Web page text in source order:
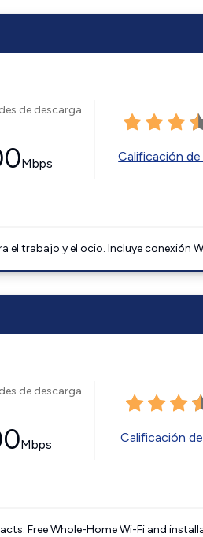
de descarga
Mbps Calificación
el trabajo y el ocio. Incluye conexión
de descarga
Mbps Calificación
Free Whole-Home Wi-Fi and